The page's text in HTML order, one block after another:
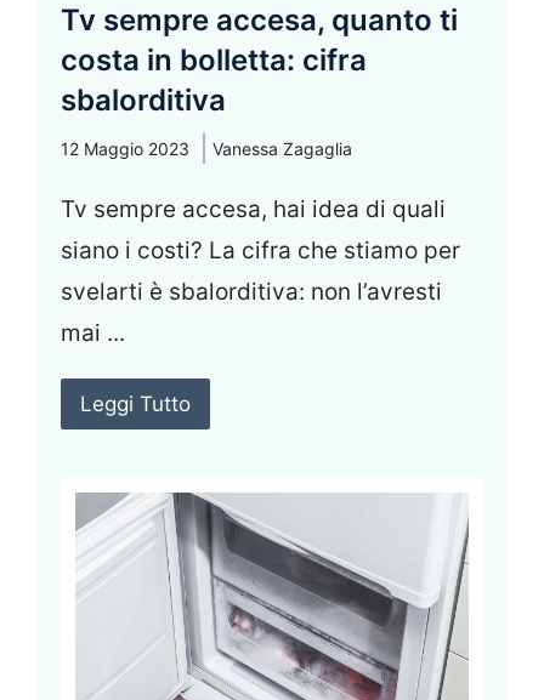
Tv sempre accesa, quanto ti
costa in bolletta: cifra
sbalorditiva
12 Maggio 2023 Vanessa Zagaglia
Tv sempre accesa, hai idea di quali
siano i costi? La cifra che stiamo per
svelarti è sbalorditiva: non l’avresti
mai ...
Leggi Tutto